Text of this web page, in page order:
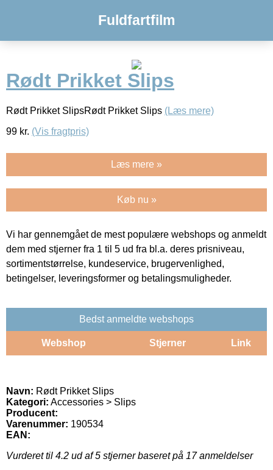
Fuldfartfilm
Rødt Prikket Slips
Rødt Prikket SlipsRødt Prikket Slips (Læs mere)
99 kr. (Vis fragtpris)
Læs mere »
Køb nu »
Vi har gennemgået de mest populære webshops og anmeldt
dem med stjerner fra 1 til 5 ud fra bl.a. deres prisniveau,
sortimentstørrelse, kundeservice, brugervenlighed,
betingelser, leveringsformer og betalingsmuligheder.
Bedst anmeldte webshops
Webshop Stjerner Link
Navn: Rødt Prikket Slips
Kategori: Accessories > Slips
Producent:
Varenummer: 190534
EAN:
Vurderet til 4.2 ud af 5 stjerner baseret på 17anmeldelser